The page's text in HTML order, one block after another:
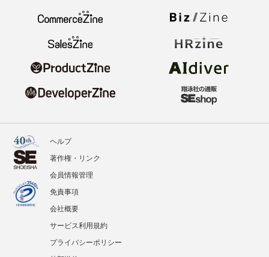
ヘルプ
著作権・リンク
会員情報管理
免責事項
会社概要
サービス利用規約
プライバシーポリシー